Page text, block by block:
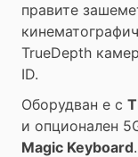
правите
TrueDepth
ID.
Оборудван е с
и опционален
Magic Keyboard